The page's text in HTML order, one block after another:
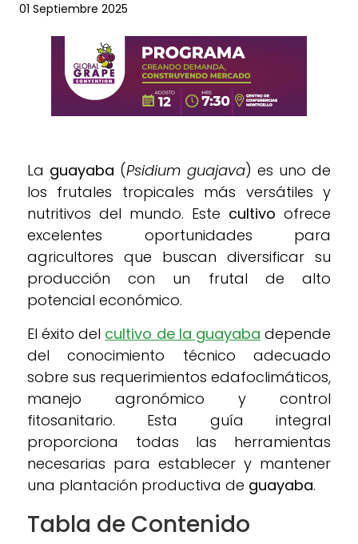
01 Septiembre 2025
La guayaba (Psidium guajava) es uno de
los frutales tropicales más versátiles y
nutritivos del mundo. Este cultivo ofrece
excelentes oportunidades para
agricultores que buscan diversificar su
producción con un frutal de alto
potencial económico.
El éxito del cultivo de la guayaba depende
del conocimiento técnico adecuado
sobre sus requerimientos edafoclimáticos,
manejo agronómico y control
fitosanitario. Esta guía integral
proporciona todas las herramientas
necesarias para establecer y mantener
una plantación productiva de guayaba.
Tabla de Contenido